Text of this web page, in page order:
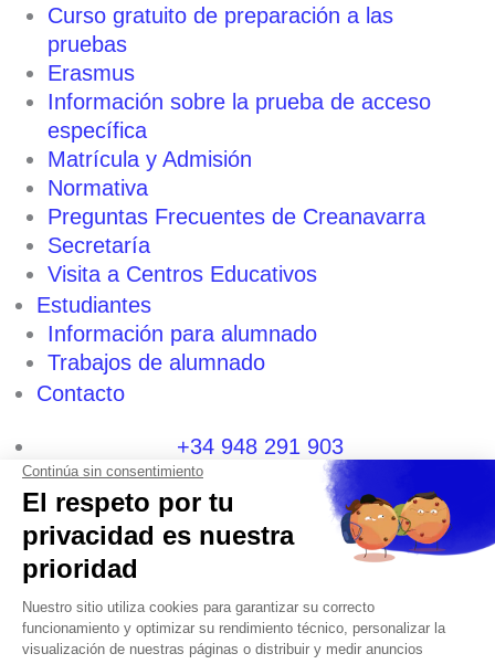
Curso gratuito de preparación a las
pruebas
Erasmus
Información sobre la prueba de acceso
específica
Matrícula y Admisión
Normativa
Preguntas Frecuentes de Creanavarra
Secretaría
Visita a Centros Educativos
Estudiantes
Información para alumnado
Trabajos de alumnado
Contacto
+34 948 291 903
+34 600 404 592
I
n
s
t
a
F
a
c
e
b
T
w
t
t
L
i
k
e
P
i
t
e
Y
o
t
u